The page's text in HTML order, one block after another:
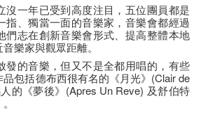
沒一年已受到高度注目，五位團員都是
指、獨當一面的音樂家，音樂會都經過
們志在創新音樂會形式、提高整體本地
樂家與觀眾距離。
發的音樂，但又不是全都用唱的，有些
包括德布西很有名的《月光》(Clair de
的《夢後》(Apres Un Reve) 及舒伯特